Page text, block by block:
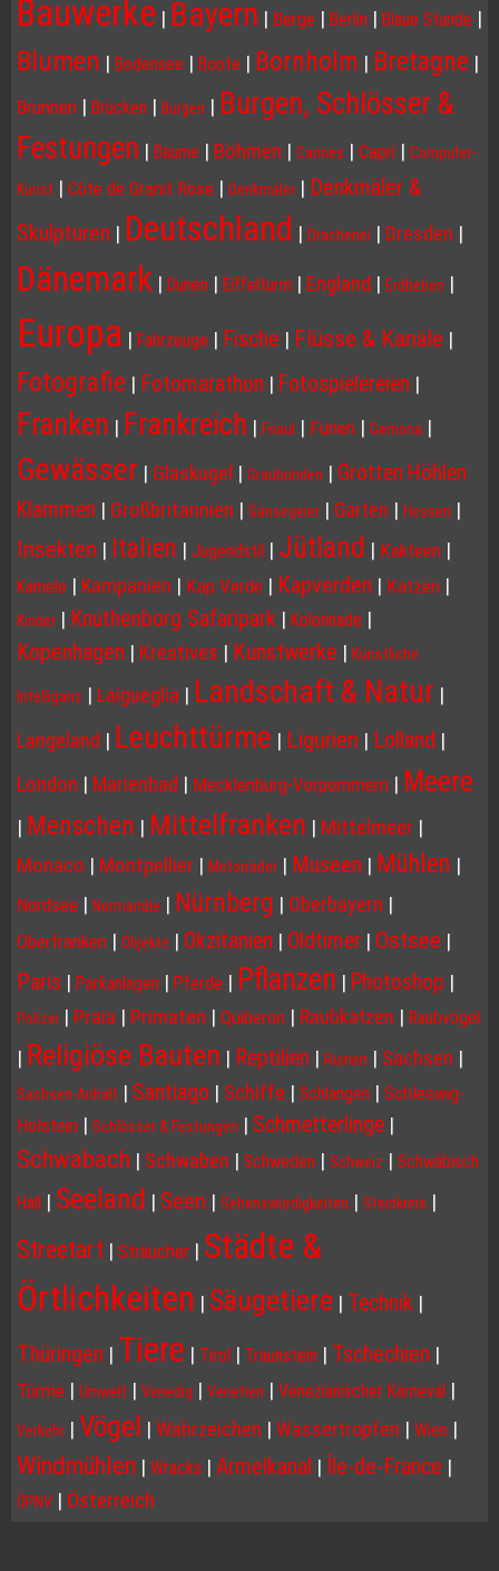
Bauwerke | Bayern | Berge | Berlin | Blaue Stunde |
Blumen | Bodensee | Boote | Bornholm | Bretagne |
Brunnen | Brücken | Burgen | Burgen, Schlösser &
Festungen | Bäume | Böhmen | Cannes | Capri | Computer-
Kunst | Côte de Granit Rose | Denkmäler | Denkmäler &
Skulpturen | Deutschland | Drachenei | Dresden |
Dänemark | Dünen | Eiffelturm | England | Erdbeben |
Europa | Fahrzeuge | Fische | Flüsse & Kanäle |
Fotografie | Fotomarathon | Fotospielereien |
Franken | Frankreich | Friaul | Fünen | Gemona |
Gewässer | Glaskugel | Graubünden | Grotten Höhlen
Klammen | Großbritannien | Gänsegeier | Gärten | Hessen |
Insekten | Italien | Jugendstil | Jütland | Kakteen |
Kamele | Kampanien | Kap Verde | Kapverden | Katzen |
Kinder | Knuthenborg Safaripark | Kolonnade |
Kopenhagen | Kreatives | Kunstwerke | Künstliche
Intelliganz | Laigueglia | Landschaft & Natur |
Langeland | Leuchttürme | Ligurien | Lolland |
London | Marienbad | Mecklenburg-Vorpommern | Meere
| Menschen | Mittelfranken | Mittelmeer |
Monaco | Montpellier | Motorräder | Museen | Mühlen |
Nordsee | Normandie | Nürnberg | Oberbayern |
Oberfranken | Objekte | Okzitanien | Oldtimer | Ostsee |
Paris | Parkanlagen | Pferde | Pflanzen | Photoshop |
Polizei | Praia | Primaten | Quiberon | Raubkatzen | Raubvögel
| Religiöse Bauten | Reptilien | Ruinen | Sachsen |
Sachsen-Anhalt | Santiago | Schiffe | Schlangen | Schleswig-
Holstein | Schlösser & Festungen | Schmetterlinge |
Schwabach | Schwaben | Schweden | Schweiz | Schwäbisch
Hall
| Seeland | Seen | Sehenswürdigkeiten | Steinkreis |
Streetart | Sträucher | Städte &
Örtlichkeiten | Säugetiere | Technik |
Thüringen | Tiere | Tirol | Traunstein | Tschechien |
Türme | Umwelt | Venedig | Venetien | Venezianischer Karneval |
Verkehr | Vögel | Wahrzeichen | Wassertropfen | Wien |
Windmühlen | Wracks | Ärmelkanal | Île-de-France |
ÖPNV | Österreich